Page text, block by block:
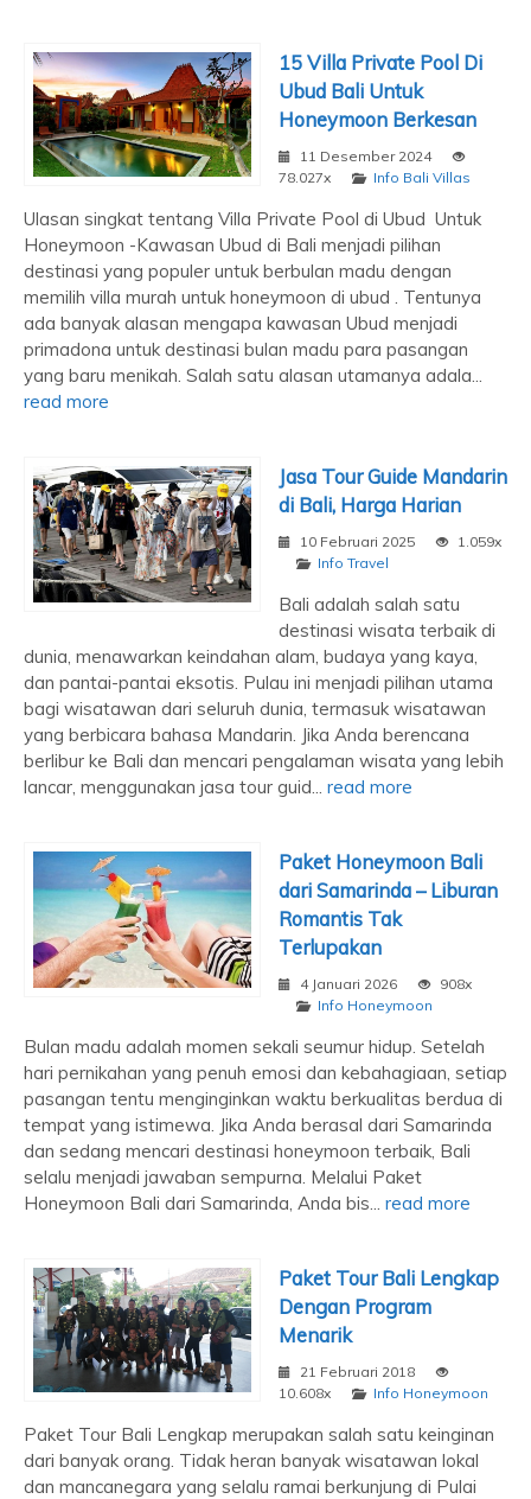
15 Villa Private Pool Di
Ubud Bali Untuk
Honeymoon Berkesan
11 Desember 2024
78.027x
Info Bali Villas
Ulasan singkat tentang Villa Private Pool di Ubud Untuk
Honeymoon -Kawasan Ubud di Bali menjadi pilihan
destinasi yang populer untuk berbulan madu dengan
memilih villa murah untuk honeymoon di ubud . Tentunya
ada banyak alasan mengapa kawasan Ubud menjadi
primadona untuk destinasi bulan madu para pasangan
yang baru menikah. Salah satu alasan utamanya adala...
read more
Jasa Tour Guide Mandarin
di Bali, Harga Harian
10 Februari 2025
1.059x
Info Travel
Bali adalah salah satu
destinasi wisata terbaik di
dunia, menawarkan keindahan alam, budaya yang kaya,
dan pantai-pantai eksotis. Pulau ini menjadi pilihan utama
bagi wisatawan dari seluruh dunia, termasuk wisatawan
yang berbicara bahasa Mandarin. Jika Anda berencana
berlibur ke Bali dan mencari pengalaman wisata yang lebih
lancar, menggunakan jasa tour guid... read more
Paket Honeymoon Bali
dari Samarinda – Liburan
Romantis Tak
Terlupakan
4 Januari 2026
908x
Info Honeymoon
Bulan madu adalah momen sekali seumur hidup. Setelah
hari pernikahan yang penuh emosi dan kebahagiaan, setiap
pasangan tentu menginginkan waktu berkualitas berdua di
tempat yang istimewa. Jika Anda berasal dari Samarinda
dan sedang mencari destinasi honeymoon terbaik, Bali
selalu menjadi jawaban sempurna. Melalui Paket
Honeymoon Bali dari Samarinda, Anda bis... read more
Paket Tour Bali Lengkap
Dengan Program
Menarik
21 Februari 2018
10.608x
Info Honeymoon
Paket Tour Bali Lengkap merupakan salah satu keinginan
dari banyak orang. Tidak heran banyak wisatawan lokal
dan mancanegara yang selalu ramai berkunjung di Pulai